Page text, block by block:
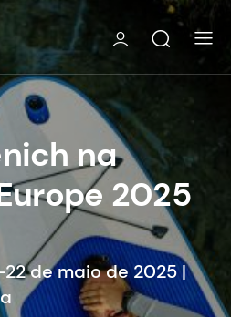
na
2025
de maio de 2025 |